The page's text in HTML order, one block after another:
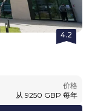
4.2
价格
从 9250 GBP 每年